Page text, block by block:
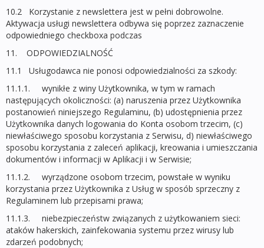
10.2 Korzystanie z newslettera jest w pełni dobrowolne.
Aktywacja usługi newslettera odbywa się poprzez zaznaczenie
odpowiedniego checkboxa podczas
11. ODPOWIEDZIALNOŚĆ
11.1 Usługodawca nie ponosi odpowiedzialności za szkody:
11.1.1. wynikłe z winy Użytkownika, w tym w ramach
następujących okoliczności: (a) naruszenia przez Użytkownika
postanowień niniejszego Regulaminu, (b) udostępnienia przez
Użytkownika danych logowania do Konta osobom trzecim, (c)
niewłaściwego sposobu korzystania z Serwisu, d) niewłaściwego
sposobu korzystania z zaleceń aplikacji, kreowania i umieszczania
dokumentów i informacji w Aplikacji i w Serwisie;
11.1.2. wyrządzone osobom trzecim, powstałe w wyniku
korzystania przez Użytkownika z Usług w sposób sprzeczny z
Regulaminem lub przepisami prawa;
11.1.3. niebezpieczeństw związanych z użytkowaniem sieci:
ataków hakerskich, zainfekowania systemu przez wirusy lub
zdarzeń podobnych;